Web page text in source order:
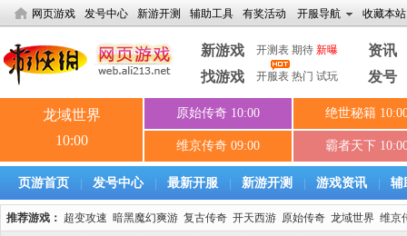
网页游戏 发号中心 新游开测 辅助工具 有奖活动 开服导航 收藏本站
新游戏 开测表 期待 新曝
资讯
找游戏
开服表 热门 试玩 发号
页游首页 发号中心 最新开服 新游开测 游戏资讯 辅
推荐游戏： 超变攻速 暗黑魔幻爽游 复古传奇 开天西游 原始传奇 龙域世界 维京